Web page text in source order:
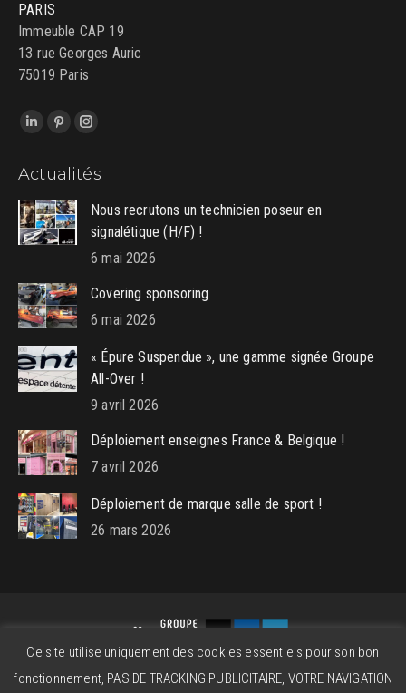
PARIS
Immeuble CAP 19
13 rue Georges Auric
75019 Paris
Trouvez nous sur :
LinkedIn
opens
in
new
window
Pinterest
opens
in
new
window
Instagram
opens
in
new
window
Actualités
Nous recrutons un technicien poseur en
signalétique (H/F) !
6 mai 2026
Covering sponsoring
6 mai 2026
« Épure Suspendue », une gamme signée Groupe
All-Over !
9 avril 2026
Déploiement enseignes France & Belgique !
7 avril 2026
Déploiement de marque salle de sport !
26 mars 2026
Groupe All-Over © 2026 - Powered bybeatitude.eu
Ce site utilise uniquement des cookies essentiels pour son bon
fonctionnement, PAS DE TRACKING PUBLICITAIRE, VOTRE NAVIGATION